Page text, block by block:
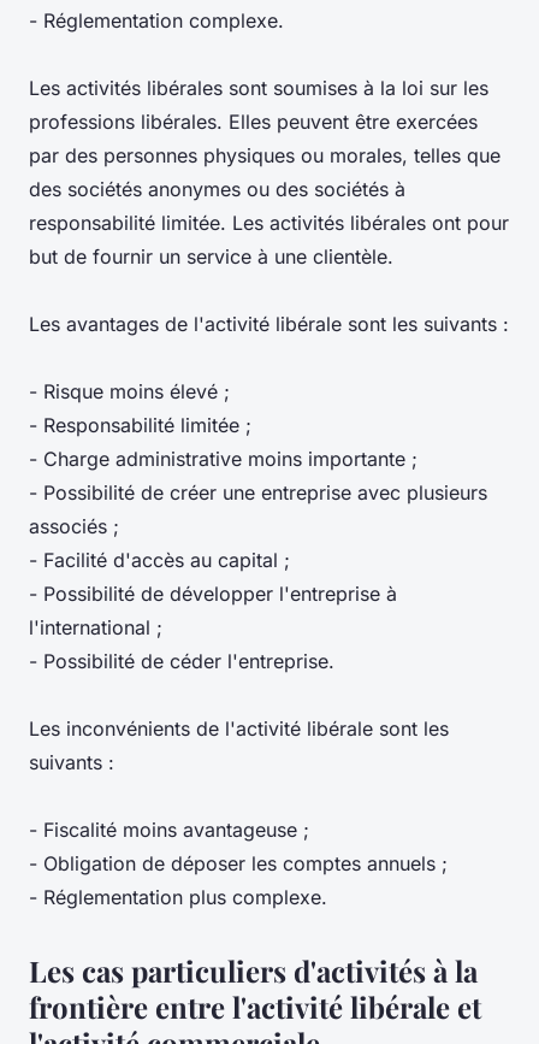
- Réglementation complexe.
Les activités libérales sont soumises à la loi sur les
professions libérales. Elles peuvent être exercées
par des personnes physiques ou morales, telles que
des sociétés anonymes ou des sociétés à
responsabilité limitée. Les activités libérales ont pour
but de fournir un service à une clientèle.
Les avantages de l'activité libérale sont les suivants :
- Risque moins élevé ;
- Responsabilité limitée ;
- Charge administrative moins importante ;
- Possibilité de créer une entreprise avec plusieurs
associés ;
- Facilité d'accès au capital ;
- Possibilité de développer l'entreprise à
l'international ;
- Possibilité de céder l'entreprise.
Les inconvénients de l'activité libérale sont les
suivants :
- Fiscalité moins avantageuse ;
- Obligation de déposer les comptes annuels ;
- Réglementation plus complexe.
Les cas particuliers d'activités à la
frontière entre l'activité libérale et